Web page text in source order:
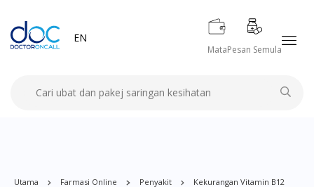
EN
MataPesan Semula
Utama Farmasi Online Penyakit Kekurangan Vitamin B12